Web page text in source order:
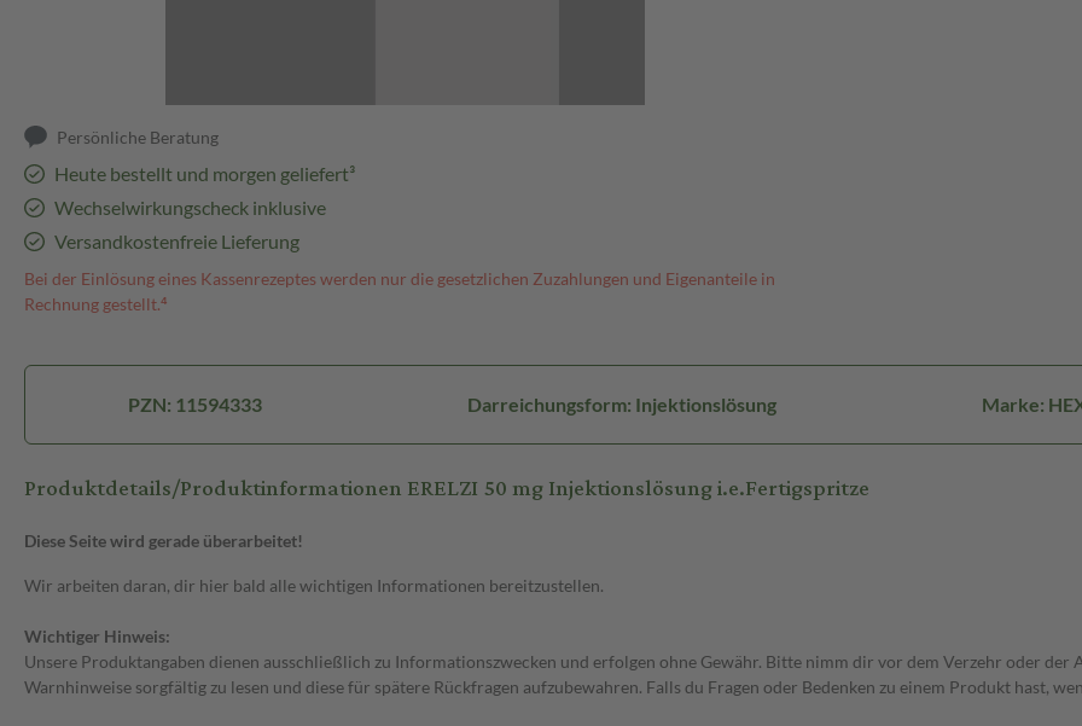
Persönliche Beratung
Heute bestellt und morgen geliefert³
Wechselwirkungscheck inklusive
Versandkostenfreie Lieferung
Bei der Einlösung eines Kassenrezeptes werden nur die gesetzlichen Zuzahlungen und Eigenanteile in
Rechnung gestellt.⁴
PZN: 11594333 Darreichungsform: Injektionslösung Marke:
Produktdetails/Produktinformationen ERELZI 50 mg Injektionslösung i.e.Fertigspritze
Diese Seite wird gerade überarbeitet!
Wir arbeiten daran, dir hier bald alle wichtigen Informationen bereitzustellen.
Wichtiger Hinweis:
Unsere Produktangaben dienen ausschließlich zu Informationszwecken und erfolgen ohne Gewähr. Bitte nimm dir vor dem Verzehr oder
Warnhinweise sorgfältig zu lesen und diese für spätere Rückfragen aufzubewahren. Falls du Fragen oder Bedenken zu einem Produkt hast,